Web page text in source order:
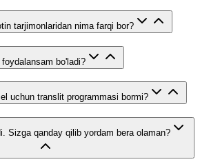
tarjimonlaridan nima farqi bor?
bo'ladi?
uchun translit programmasi bormi?
Sizga qanday qilib yordam bera olaman?